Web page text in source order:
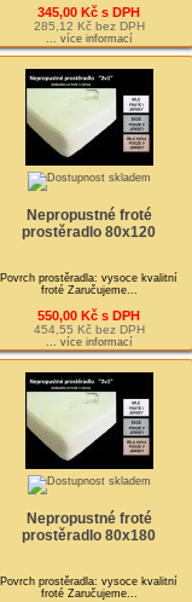
345,00 Kč s DPH
285,12 Kč bez DPH
... více informací
Nepropustné froté
prostěradlo 80x120
Povrch prostěradla: vysoce kvalitní
froté Zaručujeme...
550,00 Kč s DPH
454,55 Kč bez DPH
... více informací
Nepropustné froté
prostěradlo 80x180
Povrch prostěradla: vysoce kvalitní
froté Zaručujeme...